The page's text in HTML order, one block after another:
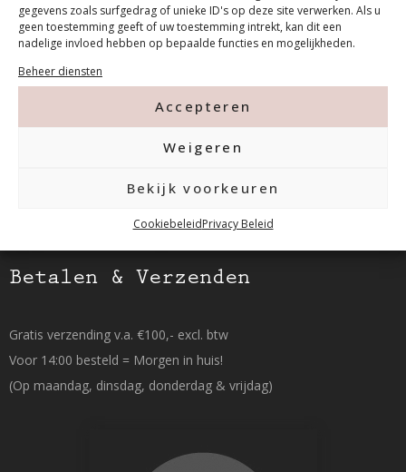
gegevens zoals surfgedrag of unieke ID's op deze site verwerken. Als u
geen toestemming geeft of uw toestemming intrekt, kan dit een
nadelige invloed hebben op bepaalde functies en mogelijkheden.
Beheer diensten
Accepteren
Weigeren
Bekijk voorkeuren
CookiebeleidPrivacy Beleid
Tanthofdreef 7 2623 EW Delft
Betalen & Verzenden
Gratis verzending v.a. €100,- excl. btw
Voor 14:00 besteld = Morgen in huis!
(Op maandag, dinsdag, donderdag & vrijdag)